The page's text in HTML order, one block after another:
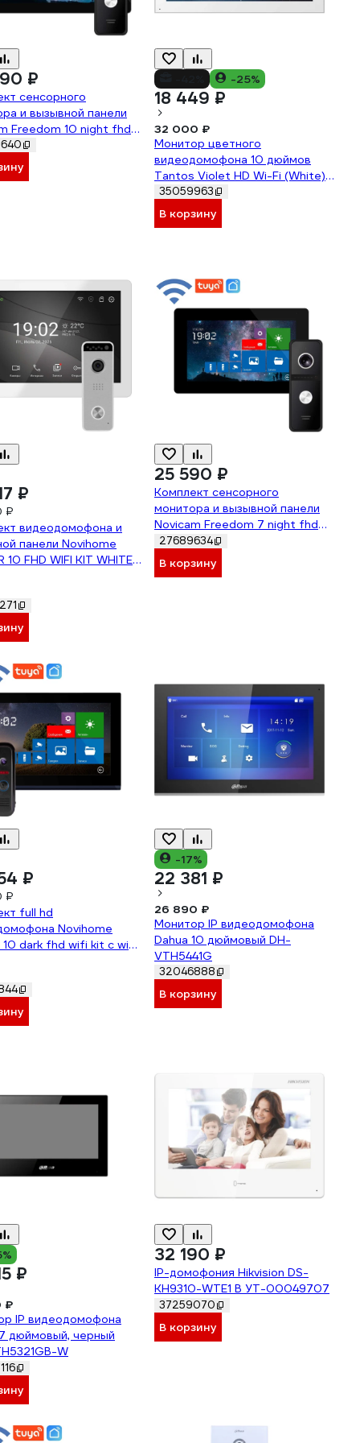
₽
сенсорного
и вызывной панели
Freedom 10 night fhd
4230
-25%
18 449 ₽
32 000 ₽
Монитор цветного
видеодомофона 10 дюймов
Tantos Violet HD Wi-Fi (White)
00-00326048
35059963
В корзину
₽
₽
видеодомофона и
панели Novihome
10 FHD WIFI KIT WHITE
на
10.1 Full HD
вызывная
FullHD 4072
25 590 ₽
Комплект сенсорного
монитора и вызывной панели
Novicam Freedom 7 night fhd
wifi kit 4228
27689634
В корзину
₽
₽
full hd
Novihome
dark fhd wifi kit с wifi
-17%
22 381 ₽
26 890 ₽
Монитор IP видеодомофона
Dahua 10 дюймовый DH-
VTH5441G
32046888
В корзину
₽
₽
IP видеодомофона
дюймовый, черный
W
32 190 ₽
IP-домофония Hikvision DS-
KH9310-WTE1 B УТ-00049707
37259070
В корзину